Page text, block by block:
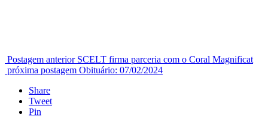
Postagem anterior SCELT firma parceria com o Coral Magnificat
próxima postagem Obituário: 07/02/2024
Share
Tweet
Pin